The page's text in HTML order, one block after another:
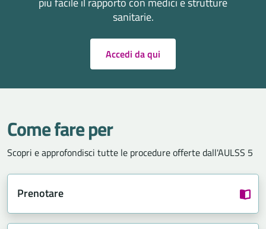
sanitarie.
Accedi da qui
Come fare per
Scopri e approfondisci tutte le procedure offerte dall'AULSS 5
Prenotare